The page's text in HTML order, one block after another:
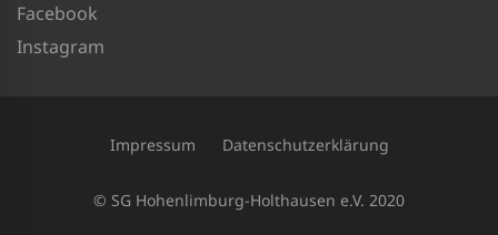
Facebook
Instagram
Impressum Datenschutzerklärung
© SG Hohenlimburg-Holthausen e.V. 2020